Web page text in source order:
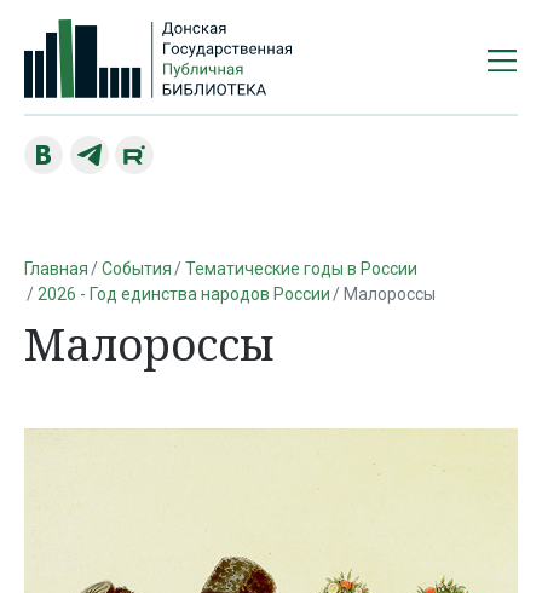
Главная События
Тематические годы в России
2026 - Год единства народов России
Малороссы
Малороссы